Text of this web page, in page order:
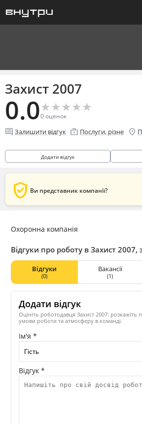
Захист 2007
0.0★
★★
★★
★★
★★
★
0оценок
comment Залишити відгук enterprise Послуги, різне location_on
Додати відгук
verified_user Ви представник компанії?
Охоронна компанія
Відгуки про роботу в Захист 2007,
Відгуки
(0)
Вакансії
(1)
Додати відгук
Оцініть роботодавця Захист 2007: розкажіть
умови роботи та атмосферу в команді.
Ім'я *
Відгук *